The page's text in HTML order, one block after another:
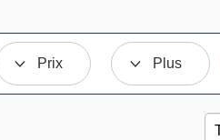
Prix Plus